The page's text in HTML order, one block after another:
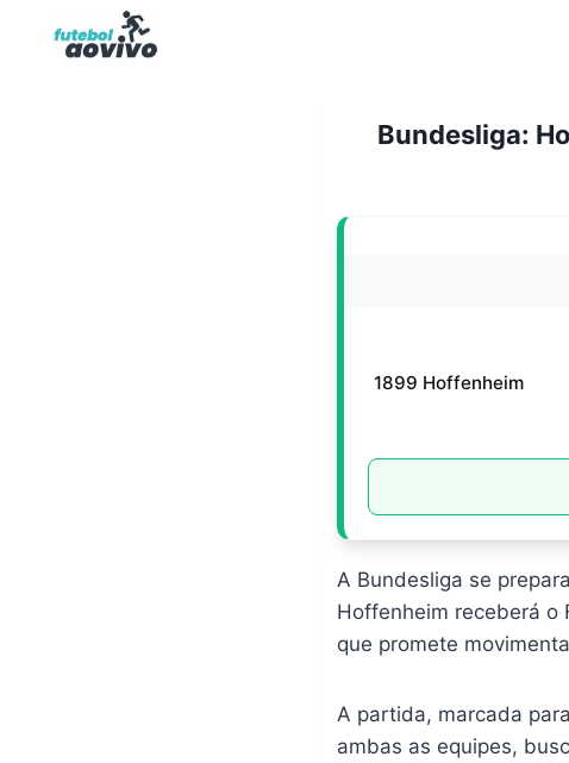
Bundesliga:
1899 Hoffenheim
A Bundesliga se
Hoffenheim receberá o
que promete
A partida, marcada
ambas as equipes,